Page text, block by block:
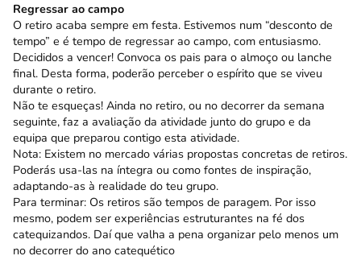
Regressar ao campo
O retiro acaba sempre em festa. Estivemos num “desconto de
tempo” e é tempo de regressar ao campo, com entusiasmo.
Decididos a vencer! Convoca os pais para o almoço ou lanche
final. Desta forma, poderão perceber o espírito que se viveu
durante o retiro.
Não te esqueças! Ainda no retiro, ou no decorrer da semana
seguinte, faz a avaliação da atividade junto do grupo e da
equipa que preparou contigo esta atividade.
Nota: Existem no mercado várias propostas concretas de retiros.
Poderás usa-las na íntegra ou como fontes de inspiração,
adaptando-as à realidade do teu grupo.
Para terminar: Os retiros são tempos de paragem. Por isso
mesmo, podem ser experiências estruturantes na fé dos
catequizandos. Daí que valha a pena organizar pelo menos um
no decorrer do ano catequético